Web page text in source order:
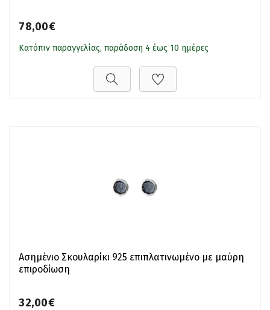
78,00€
Κατόπιν παραγγελίας, παράδοση 4 έως 10 ημέρες
Ασημένιο Σκουλαρίκι 925 επιπλατινωμένο με μαύρη
επιροδίωση
32,00€